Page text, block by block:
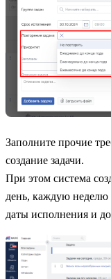
Заполните прочие
создание задачи.
При этом система
день, каждую неделю
даты исполнения и